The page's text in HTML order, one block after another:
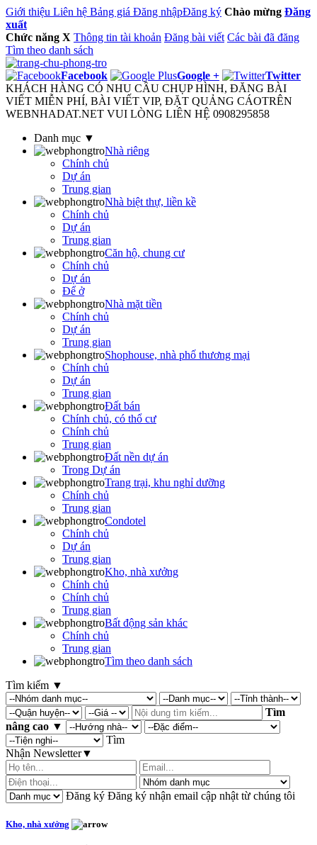
Giới thiệu Liên hệ Bảng giá Đăng nhậpĐăng ký Chào mừng Đăng
xuất
Chức năng X Thông tin tài khoản Đăng bài viết Các bài đã đăng
Tìm theo danh sách
Facebook Google +
Twitter
KHÁCH HÀNG CÓ NHU CẦU CHỤP HÌNH, ĐĂNG BÀI
VIẾT MIỄN PHÍ, BÀI VIẾT VIP, ĐẶT QUẢNG CÁOTRÊN
WEBNHADAT.NET VUI LÒNG LIÊN HỆ 0908295858
Danh mục ▼
Nhà riêng
Chính chủ
Dự án
Trung gian
Nhà biệt thự, liền kề
Chính chủ
Dự án
Trung gian
Căn hộ, chung cư
Chính chủ
Dự án
Để ở
Nhà mặt tiền
Chính chủ
Dự án
Trung gian
Shophouse, nhà phố thương mại
Chính chủ
Dự án
Trung gian
Đất bán
Chính chủ, có thổ cư
Chính chủ
Trung gian
Đất nền dự án
Trong Dự án
Trang trại, khu nghỉ dưỡng
Chính chủ
Trung gian
Condotel
Chính chủ
Dự án
Trung gian
Kho, nhà xưởng
Chính chủ
Chính chủ
Trung gian
Bất động sản khác
Chính chủ
Trung gian
Tìm theo danh sách
Tìm kiếm ▼
Tìm
nâng cao ▼
Tìm
Nhận Newsletter▼
Đăng ký Đăng ký nhận email cập nhật từ chúng tôi
Kho, nhà xưởng